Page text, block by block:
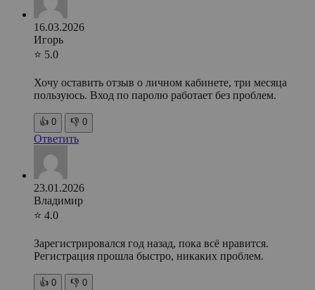
16.03.2026
Игорь
⭐ 5.0
Хочу оставить отзыв о личном кабинете, три месяца
пользуюсь. Вход по паролю работает без проблем.
👍 0 👎 0
Ответить
23.01.2026
Владимир
⭐ 4.0
Зарегистрировался год назад, пока всё нравится.
Регистрация прошла быстро, никаких проблем.
👍 0 👎 0